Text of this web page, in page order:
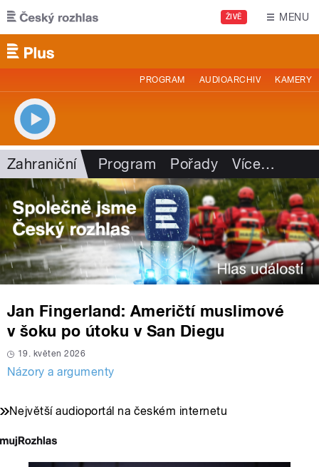
Přejít k hlavnímu obsahu
ŽIVĚ MENU
PROGRAM AUDIOARCHIV KAMERY
Zahraniční Program Pořady Více…
Jan Fingerland: Američtí muslimové
v šoku po útoku v San Diegu
19. květen 2026
Názory a argumenty
Největší audioportál na českém internetu